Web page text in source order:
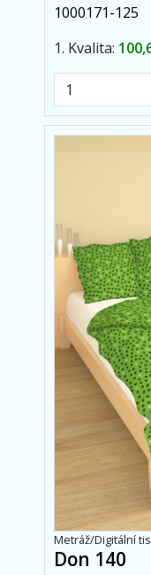
1000171-125
1. Kvalita:
Metráž/Digitální
Don 140